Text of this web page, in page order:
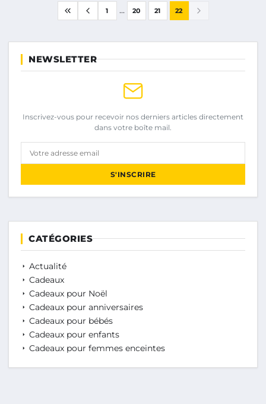
1 ... 20 21 22
NEWSLETTER
Inscrivez-vous pour recevoir nos derniers articles directement
dans votre boîte mail.
Votre adresse email
S'INSCRIRE
CATÉGORIES
Actualité
Cadeaux
Cadeaux pour Noël
Cadeaux pour anniversaires
Cadeaux pour bébés
Cadeaux pour enfants
Cadeaux pour femmes enceintes